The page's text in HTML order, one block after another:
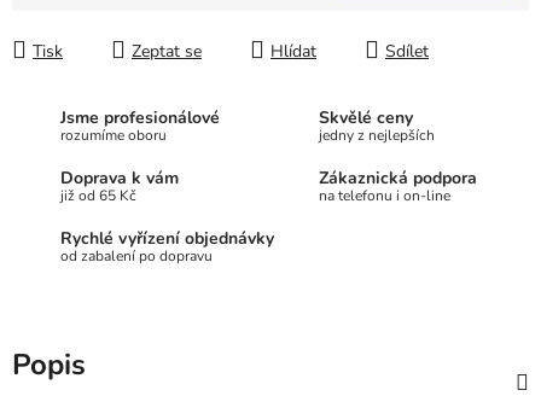
Tisk Zeptat se Hlídat Sdílet
Jsme profesionálové
rozumíme oboru
Skvělé ceny
jedny z nejlepších
Doprava k vám
již od 65 Kč
Zákaznická podpora
na telefonu i on-line
Rychlé vyřízení objednávky
od zabalení po dopravu
Popis